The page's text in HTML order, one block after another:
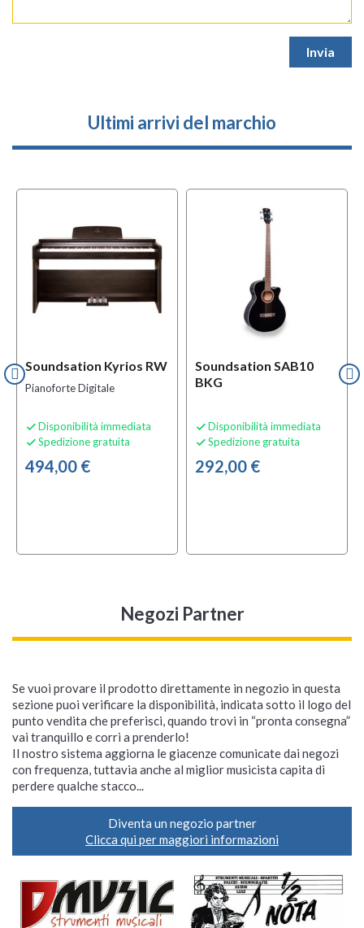
Ultimi arrivi del marchio
Soundsation Kyrios RW
Pianoforte Digitale
 Disponibilità immediata
 Spedizione gratuita
494,00 €
Soundsation SAB10
BKG
 Disponibilità immediata
 Spedizione gratuita
292,00 €
Negozi Partner
Se vuoi provare il prodotto direttamente in negozio in questa
sezione puoi verificare la disponibilità, indicata sotto il logo del
punto vendita che preferisci, quando trovi in “pronta consegna”
vai tranquillo e corri a prenderlo!
Il nostro sistema aggiorna le giacenze comunicate dai negozi
con frequenza, tuttavia anche al miglior musicista capita di
perdere qualche stacco...
Diventa un negozio partner
Clicca qui per maggiori informazioni